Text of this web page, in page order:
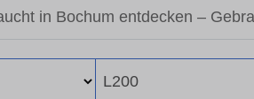
in Bochum entdecken –